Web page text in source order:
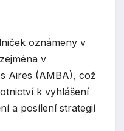
oznámeny v
v
Aires (AMBA), což
k vyhlášení
a posílení strategií